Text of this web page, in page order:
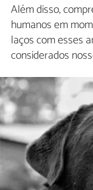
Além disso,
humanos em
laços com esses
considerados